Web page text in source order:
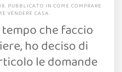
. PUBBLICATO IN COME COMPRARE
VENDERE CASA.
che faccio
ho deciso di
le domande